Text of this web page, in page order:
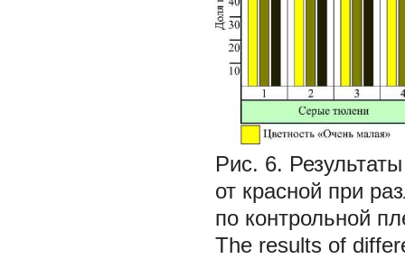
Рис. 6.
от красной при
по контрольной
The results of